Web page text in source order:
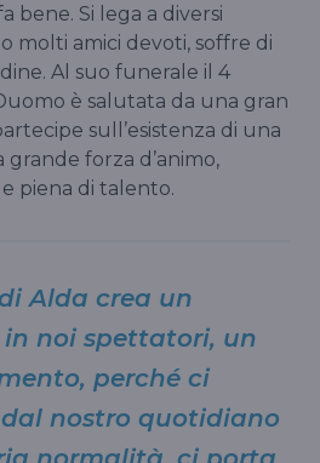
bene. Si lega a diversi
molti amici devoti, soffre di
Al suo funerale il 4
è salutata da una gran
sull’esistenza di una
forza d’animo,
piena di talento.
Alda crea un
noi spettatori, un
perché ci
nostro quotidiano